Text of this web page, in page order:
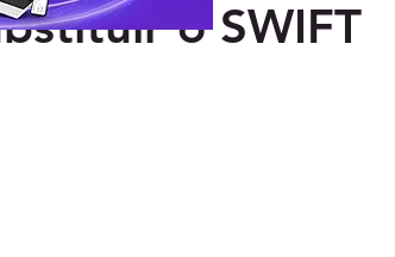
o SWIFT